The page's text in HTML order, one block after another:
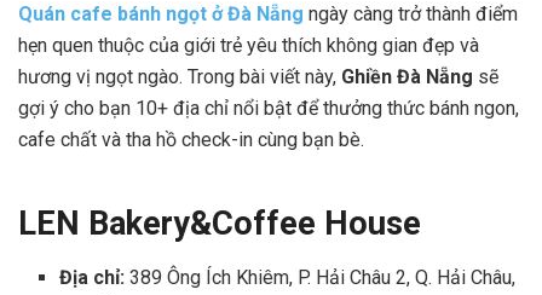
Quán cafe bánh ngọt ở Đà Nẵng ngày càng trở thành điểm
hẹn quen thuộc của giới trẻ yêu thích không gian đẹp và
hương vị ngọt ngào. Trong bài viết này, Ghiền Đà Nẵng sẽ
gợi ý cho bạn 10+ địa chỉ nổi bật để thưởng thức bánh ngon,
cafe chất và tha hồ check-in cùng bạn bè.
LEN Bakery&Coffee House
Địa chỉ: 389 Ông Ích Khiêm, P. Hải Châu 2, Q. Hải Châu,